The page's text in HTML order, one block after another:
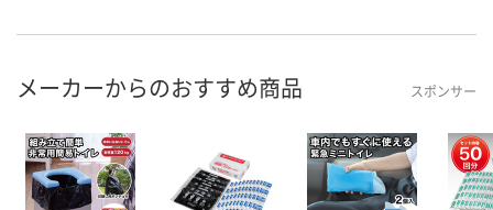
メーカーからのおすすめ商品 スポンサー